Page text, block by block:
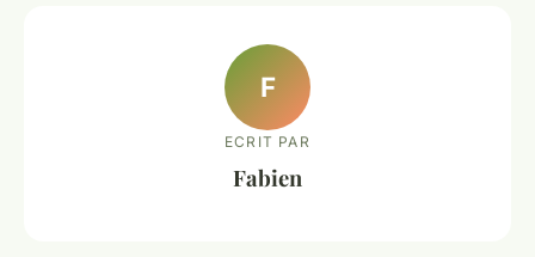
F
ECRIT PAR
Fabien